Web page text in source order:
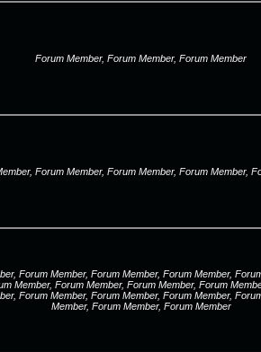
Forum Member, Forum Member, Forum Member
Forum Member, Forum Member, Forum Member,
Forum Member, Forum Member, Forum Member,
Member, Forum Member, Forum Member, Forum
Forum Member, Forum Member, Forum Member,
Member, Forum Member, Forum Member